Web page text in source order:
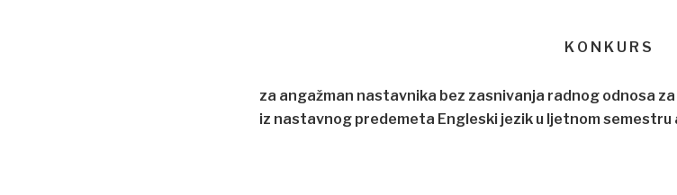
K O N K U R S
za angažman nastavnika bez zasnivanja radnog odnosa
iz nastavnog predemeta Engleski jezik u ljetnom